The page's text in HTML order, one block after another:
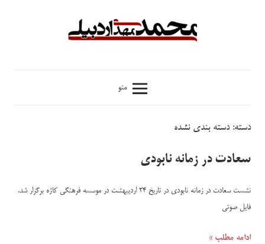
منو
دسته:دسته بندی نشده
سعادت در زمانه نابودی
نشست سعادت در زمانه نابودی در تاریخ ۲۴ اردیبهشت در موسسه فرهنگی کاژه برگزار شد.
فایل صوتی
ادامه مطلب »